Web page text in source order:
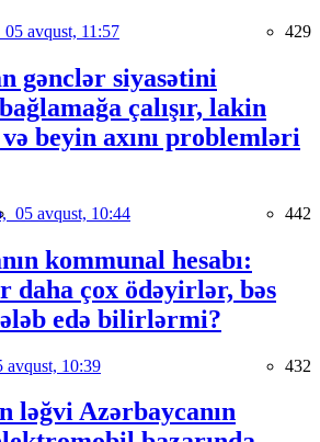
05 avqust, 11:57 429
gənclər siyasətini
çalışır, lakin
beyin axını problemləri
05 avqust, 10:44 442
kommunal hesabı:
daha çox ödəyirlər, bəs
edə bilirlərmi?
avqust, 10:39 432
ləğvi Azərbaycanın